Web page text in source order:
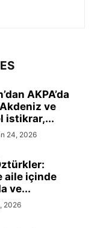
AKPA’da
ve
istikrar,...
24, 2026
aile içinde
ve...
2026